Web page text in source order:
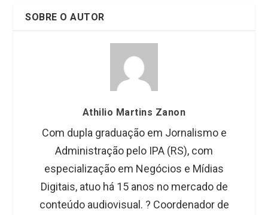
SOBRE O AUTOR
Athilio Martins Zanon
Com dupla graduação em Jornalismo e
Administração pelo IPA (RS), com
especialização em Negócios e Mídias
Digitais, atuo há 15 anos no mercado de
conteúdo audiovisual. ?️ Coordenador de